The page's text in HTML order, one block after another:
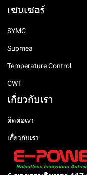
เซนเซอร์
SYMC
Supmea
Temperature Control
CWT
เกี่ยวกับเรา
ติดต่อเรา
เกี่ยวกับเรา